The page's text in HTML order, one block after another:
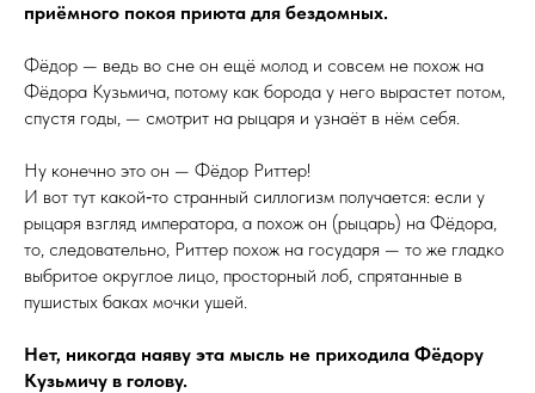
приёмного покоя приюта для бездомных.
Фёдор — ведь во сне он ещё молод и совсем не похож на
Фёдора Кузьмича, потому как борода у него вырастет потом,
спустя годы, — смотрит на рыцаря и узна­ёт в нём себя.
Ну конечно это он — Фёдор Риттер!
И вот тут какой‑то странный силлогизм получается: если у
рыцаря взгляд императора, а похож он (рыцарь) на Фёдора,
то, следовательно, Риттер похож на государя — то же гладко
выбритое округлое лицо, просторный лоб, спрятанные в
пушистых баках мочки ушей.
Нет, никогда наяву эта мысль не приходила Фёдору
Кузьмичу в голову.